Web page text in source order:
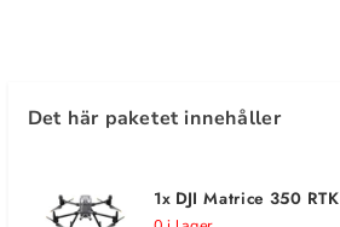
Det här paketet innehåller
1x DJI Matrice 350 RTK